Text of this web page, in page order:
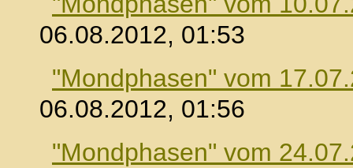
06.08.2012, 01:53
"Mondphasen" vom
06.08.2012, 01:56
"Mondphasen" vom